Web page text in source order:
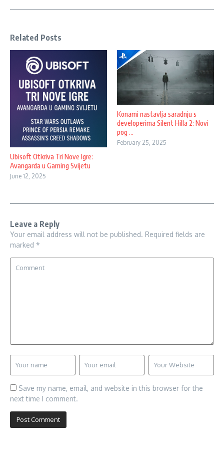
Related Posts
Ubisoft Otkriva Tri Nove Igre:
Avangarda u Gaming Svijetu
June 12, 2025
Konami nastavlja saradnju s
developerima Silent Hilla 2: Novi
pog ...
February 25, 2025
Leave a Reply
Your email address will not be published. Required fields are
marked *
Save my name, email, and website in this browser for the
next time I comment.